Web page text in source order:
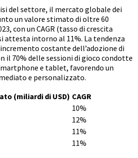
del settore, il mercato globale dei
un valore stimato di oltre 60
, con un CAGR (tasso di crescita
attesta intorno al 11%. La tendenza
costante dell’adozione di
il 70% delle sessioni di gioco condotte
e tablet, favorendo un
e personalizzato.
(miliardi di USD) CAGR
10%
12%
11%
11%